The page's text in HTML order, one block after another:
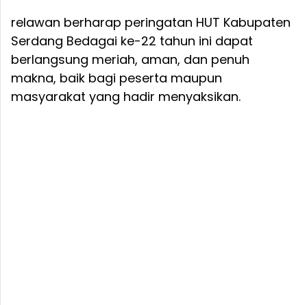
relawan berharap peringatan HUT Kabupaten
Serdang Bedagai ke-22 tahun ini dapat
berlangsung meriah, aman, dan penuh
makna, baik bagi peserta maupun
masyarakat yang hadir menyaksikan.